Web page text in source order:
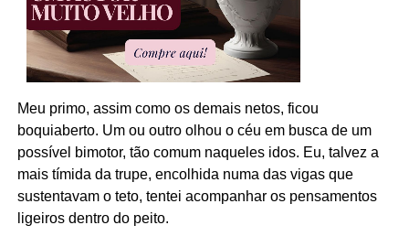
Meu primo, assim como os demais netos, ficou
boquiaberto. Um ou outro olhou o céu em busca de um
possível bimotor, tão comum naqueles idos. Eu, talvez a
mais tímida da trupe, encolhida numa das vigas que
sustentavam o teto, tentei acompanhar os pensamentos
ligeiros dentro do peito.